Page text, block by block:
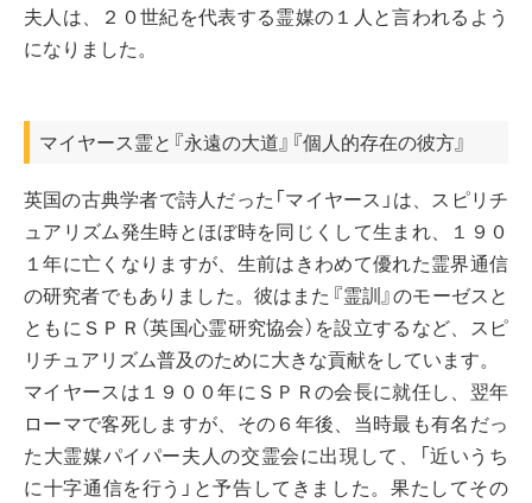
夫人は、２０世紀を代表する霊媒の１人と言われるよう
になりました。
マイヤース霊と『永遠の大道』『個人的存在の彼方』
英国の古典学者で詩人だった「マイヤース」は、スピリチ
ュアリズム発生時とほぼ時を同じくして生まれ、１９０
１年に亡くなりますが、生前はきわめて優れた霊界通信
の研究者でもありました。彼はまた『霊訓』のモーゼスと
ともにＳＰＲ（英国心霊研究協会）を設立するなど、スピ
リチュアリズム普及のために大きな貢献をしています。
マイヤースは１９００年にＳＰＲの会長に就任し、翌年
ローマで客死しますが、その６年後、当時最も有名だっ
た大霊媒パイパー夫人の交霊会に出現して、「近いうち
に十字通信を行う」と予告してきました。果たしてその